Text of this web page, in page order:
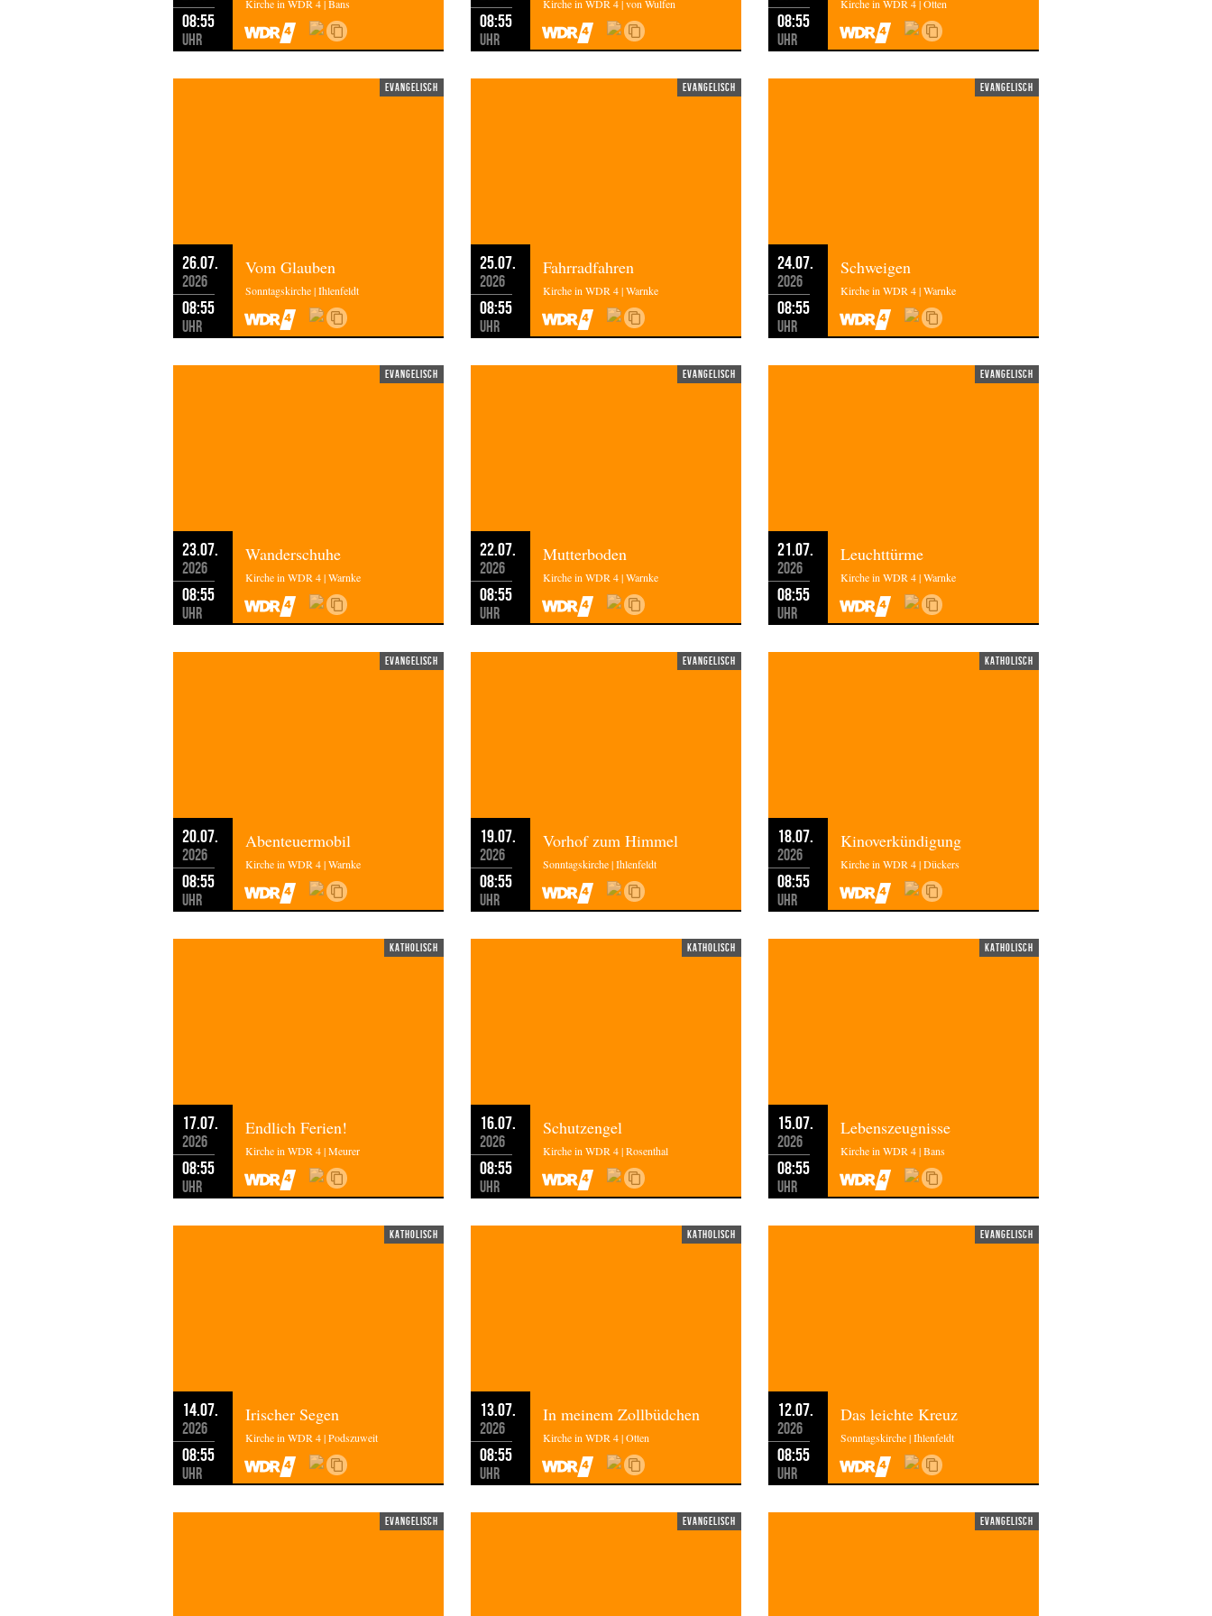
Es grüßt Sie, Pfarrerin Anne Wellmann aus Duisburg.
08:55
Uhr
Kirche in WDR 4 | Bans
08:55
Uhr
Kirche in WDR 4 | von Wulfen
08:55
Uhr
Kirche in WDR 4 | Otten
evangelisch
26.07.
2026
08:55
Uhr
Vom Glauben
Sonntagskirche | Ihlenfeldt
evangelisch
25.07.
2026
08:55
Uhr
Fahrradfahren
Kirche in WDR 4 | Warnke
evangelisch
24.07.
2026
08:55
Uhr
Schweigen
Kirche in WDR 4 | Warnke
evangelisch
23.07.
2026
08:55
Uhr
Wanderschuhe
Kirche in WDR 4 | Warnke
evangelisch
22.07.
2026
08:55
Uhr
Mutterboden
Kirche in WDR 4 | Warnke
evangelisch
21.07.
2026
08:55
Uhr
Leuchttürme
Kirche in WDR 4 | Warnke
evangelisch
20.07.
2026
08:55
Uhr
Abenteuermobil
Kirche in WDR 4 | Warnke
evangelisch
19.07.
2026
08:55
Uhr
Vorhof zum Himmel
Sonntagskirche | Ihlenfeldt
katholisch
18.07.
2026
08:55
Uhr
Kinoverkündigung
Kirche in WDR 4 | Dückers
katholisch
17.07.
2026
08:55
Uhr
Endlich Ferien!
Kirche in WDR 4 | Meurer
katholisch
16.07.
2026
08:55
Uhr
Schutzengel
Kirche in WDR 4 | Rosenthal
katholisch
15.07.
2026
08:55
Uhr
Lebenszeugnisse
Kirche in WDR 4 | Bans
katholisch
14.07.
2026
08:55
Uhr
Irischer Segen
Kirche in WDR 4 | Podszuweit
katholisch
13.07.
2026
08:55
Uhr
In meinem Zollbüdchen
Kirche in WDR 4 | Otten
evangelisch
12.07.
2026
08:55
Uhr
Das leichte Kreuz
Sonntagskirche | Ihlenfeldt
evangelisch evangelisch evangelisch